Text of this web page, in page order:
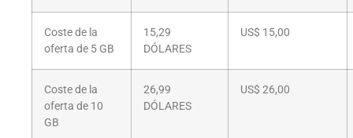
Coste de la
oferta de 5 GB
15,29
DÓLARES
US$ 15,00
Coste de la
oferta de 10
GB
26,99
DÓLARES
US$ 26,00